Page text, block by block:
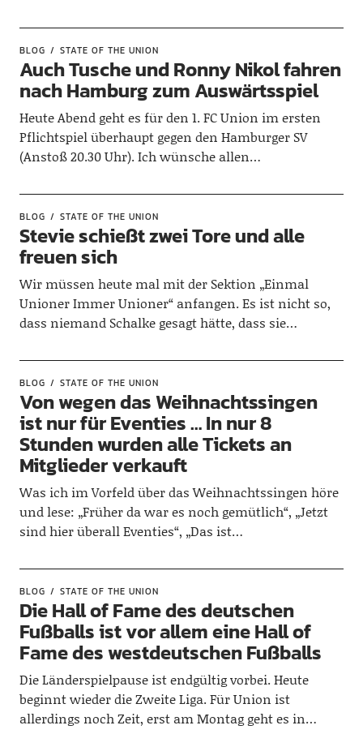
BLOG STATE OF THE UNION
Auch Tusche und Ronny Nikol fahren
nach Hamburg zum Auswärtsspiel
Heute Abend geht es für den 1. FC Union im ersten
Pflichtspiel überhaupt gegen den Hamburger SV
(Anstoß 20.30 Uhr). Ich wünsche allen…
BLOG STATE OF THE UNION
Stevie schießt zwei Tore und alle
freuen sich
Wir müssen heute mal mit der Sektion „Einmal
Unioner Immer Unioner“ anfangen. Es ist nicht so,
dass niemand Schalke gesagt hätte, dass sie…
BLOG STATE OF THE UNION
Von wegen das Weihnachtssingen
ist nur für Eventies … In nur 8
Stunden wurden alle Tickets an
Mitglieder verkauft
Was ich im Vorfeld über das Weihnachtssingen höre
und lese: „Früher da war es noch gemütlich“, „Jetzt
sind hier überall Eventies“, „Das ist…
BLOG STATE OF THE UNION
Die Hall of Fame des deutschen
Fußballs ist vor allem eine Hall of
Fame des westdeutschen Fußballs
Die Länderspielpause ist endgültig vorbei. Heute
beginnt wieder die Zweite Liga. Für Union ist
allerdings noch Zeit, erst am Montag geht es in…